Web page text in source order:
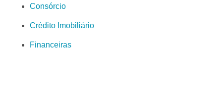
Consórcio
Crédito Imobiliário
Financeiras